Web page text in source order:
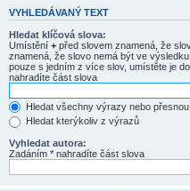
VYHLEDÁVANÝ TEXT
Hledat klíčová slova:
Umístění + před slovem znamená, že
znamená, že slovo nemá být ve
pouze s jedním z více slov, umístěte je
nahradíte část slova
Hledat všechny výrazy nebo
Hledat kterýkoliv z výrazů
Vyhledat autora:
Zadáním * nahradíte část slova